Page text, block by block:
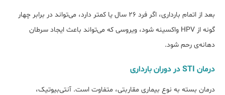
بعد از اتمام بارداری، اگر فرد 26 سال یا کمتر دارد، می‌تواند در برابر چهار
گونه از HPV واکسینه شود، ویروسی که می‌تواند باعث ایجاد سرطان
دهانه‌ی رحم شود.
درمان STI در دوران بارداری
درمان بسته به نوع بیماری‌ مقاربتی، متفاوت است. آنتی‌بیوتیک،